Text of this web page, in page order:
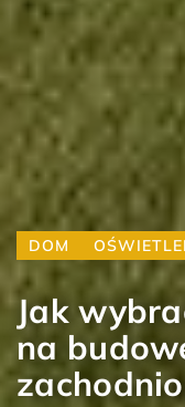
DOM
Jak
na